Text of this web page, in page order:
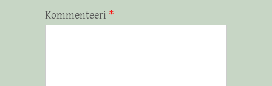
Kommenteeri *